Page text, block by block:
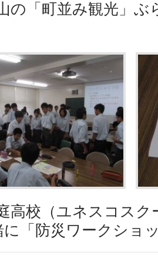
「町並み観光」ぶ
校（ユネスコスク
に「防災ワークショ